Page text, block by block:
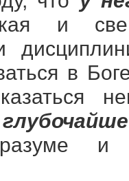
и
в
разуме